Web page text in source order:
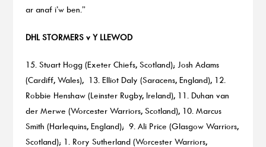
ar anaf i’w ben.”
DHL STORMERS v Y LLEWOD
15. Stuart Hogg (Exeter Chiefs, Scotland); Josh Adams
(Cardiff, Wales), 13. Elliot Daly (Saracens, England), 12.
Robbie Henshaw (Leinster Rugby, Ireland), 11. Duhan van
der Merwe (Worcester Warriors, Scotland), 10. Marcus
Smith (Harlequins, England); 9. Ali Price (Glasgow Warriors,
Scotland); 1. Rory Sutherland (Worcester Warriors,